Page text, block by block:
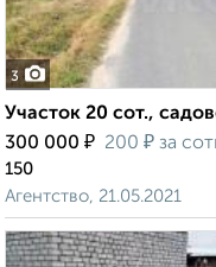
3
Участок 20 сот.,
300 000 ₽ 200 ₽ за
150
Агентство, 21.05.2021